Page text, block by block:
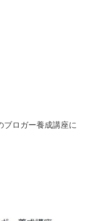
ブロガー養成講座に